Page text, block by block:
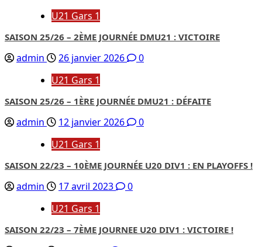
U21 Gars 1
SAISON 25/26 – 2ÈME JOURNÉE DMU21 : VICTOIRE
admin 26 janvier 2026
0
U21 Gars 1
SAISON 25/26 – 1ÈRE JOURNÉE DMU21 : DÉFAITE
admin 12 janvier 2026
0
U21 Gars 1
SAISON 22/23 – 10ÈME JOURNÉE U20 DIV1 : EN PLAYOFFS !
admin 17 avril 2023
0
U21 Gars 1
SAISON 22/23 – 7ÈME JOURNEE U20 DIV1 : VICTOIRE !